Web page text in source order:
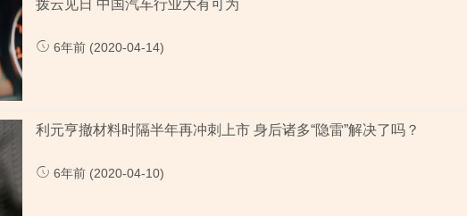
拨云见日 中国汽车行业大有可为
6年前 (2020-04-14)
利元亨撤材料时隔半年再冲刺上市 身后诸多“隐雷”解决了吗？
6年前 (2020-04-10)